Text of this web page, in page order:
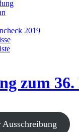
2019
zum